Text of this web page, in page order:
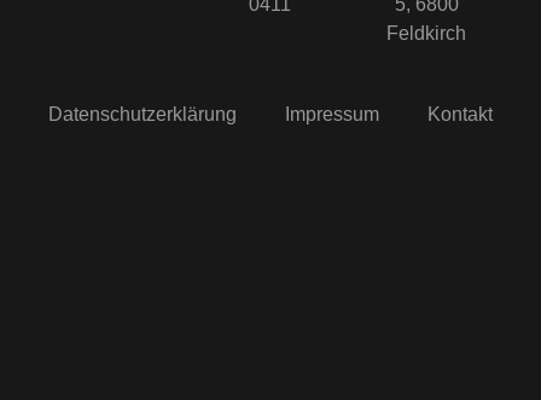
0411
5, 6800
Feldkirch
Datenschutzerklärung Impressum Kontakt